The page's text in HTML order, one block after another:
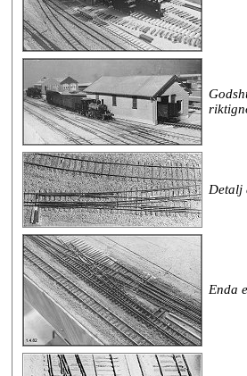
Detalj
Enda